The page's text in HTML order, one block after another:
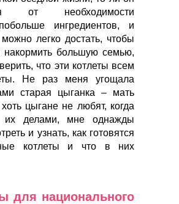
от необходимости
ингредиентов, и
легко достать, чтобы
накормить большую семью,
что эти котлеты всем
Не раз меня угощала
старая цыганка – мать
цыгане не любят, когда
их делами, мне однажды
и узнать, как готовятся
котлеты и что в них
для национального